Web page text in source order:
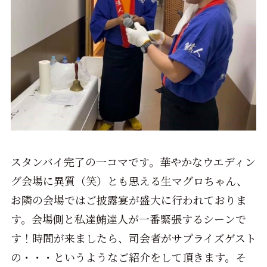
スタンバイ完了の一コマです。華やかなウエディン
グ会場に異質（笑）とも思える生マグロちゃん、
お隣の会場ではご披露宴が盛大に行われておりま
す。会場側と私達鮪達人が一番緊張するシーンで
す！時間が来ましたら、司会者がサプライズゲスト
の・・・というようなご紹介をして頂きます。そ